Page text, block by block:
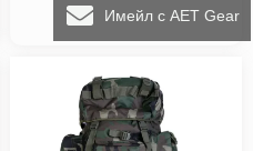
Имейл с AET Gear